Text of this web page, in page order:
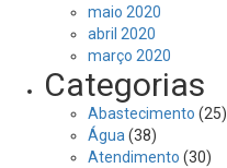
maio 2020
abril 2020
março 2020
Categorias
Abastecimento (25)
Água (38)
Atendimento (30)